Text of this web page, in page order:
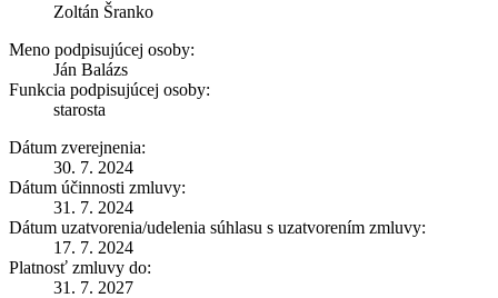
Zoltán Šranko
Meno podpisujúcej osoby:
Ján Balázs
Funkcia podpisujúcej osoby:
starosta
Dátum zverejnenia:
30. 7. 2024
Dátum účinnosti zmluvy:
31. 7. 2024
Dátum uzatvorenia/udelenia súhlasu s uzatvorením zmluvy:
17. 7. 2024
Platnosť zmluvy do:
31. 7. 2027